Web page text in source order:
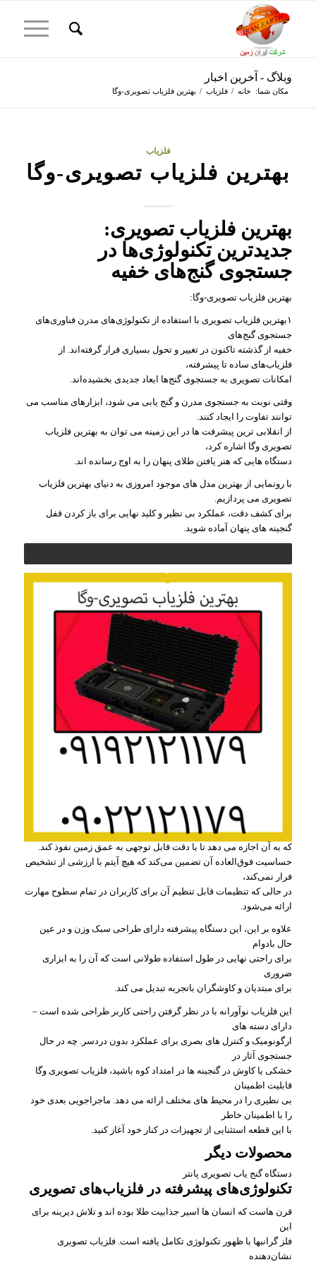
وبلاگ - آخرین اخبار
مکان شما: خانه / فلزیاب / بهترین فلزیاب تصویری-وگا
فلزیاب
بهترین فلزیاب تصویری-وگا
بهترین فلزیاب تصویری:
جدیدترین تکنولوژی‌ها در
جستجوی گنج‌های خفیه
بهترین فلزیاب تصویری-وگا:
۱بهترین فلزیاب تصویری با استفاده از تکنولوژی‌های مدرن فناوری‌های
جستجوی گنج‌های
خفیه از گذشته‌ تاکنون در تغییر و تحول بسیاری قرار گرفته‌اند. از
فلزیاب‌های ساده تا پیشرفته،
امکانات تصویری به جستجوی گنج‌ها ابعاد جدیدی بخشیده‌اند.
وقتی نوبت به جستجوی مدرن و گنج یابی می شود، ابزارهای مناسب می
توانند تفاوت را ایجاد کنند.
از انقلابی ترین پیشرفت ها در این زمینه می توان به بهترین فلزیاب
تصویری وگا اشاره کرد،
دستگاه هایی که هنر یافتن طلای پنهان را به اوج رسانده اند.
با رونمایی از بهترین مدل های موجود امروزی به دنیای بهترین فلزیاب
تصویری می پردازیم.
برای کشف دقت، عملکرد بی نظیر و کلید نهایی برای باز کردن قفل
گنجینه های پنهان آماده شوید.
با معرفی بهترین فلزیاب تصویری وگا، تکنولوژی پیشرفته و کارایی بی
ماجراجویی های گنج یابی شما به ارمغان می آورد. این فلزیاب تصویری با
سیستم اسکن
پیشرفته خود به شما اجازه می دهد تا در زمان واقعی زیر سطح را ببینید
با کشف مصنوعات و اشیاء با ارزش پنهان، تجربه ای واقعا غوطه ور را
در ادامه:
صفحه نمایش با وضوح بالا تصاویر شفافی از اشیاء شناسایی شده ارائه
علاوه بر این، فلزیاب فلزیاب تصویری وگا مجهز به قابلیت اسکن
قدرتمندی است
که به آن اجازه می دهد تا با دقت قابل توجهی به عمق زمین نفوذ کند.
حساسیت فوق‌العاده آن تضمین می‌کند که هیچ آیتم با ارزشی از تشخیص
فرار نمی‌کند،
در حالی که تنظیمات قابل تنظیم آن برای کاربران در تمام سطوح مهارت
ارائه می‌شود.
علاوه بر این، این دستگاه پیشرفته دارای طراحی سبک وزن و در عین
حال بادوام
برای راحتی نهایی در طول استفاده طولانی است که آن را به ابزاری
ضروری
برای مبتدیان و کاوشگران باتجربه تبدیل می کند.
این فلزیاب نوآورانه با در نظر گرفتن راحتی کاربر طراحی شده است –
دارای دسته های
ارگونومیک و کنترل های بصری برای عملکرد بدون دردسر. چه در حال
جستجوی آثار در
خشکی یا کاوش در گنجینه ها در امتداد کوه باشید، فلزیاب تصویری وگا
قابلیت اطمینان
بی نظیری را در محیط های مختلف ارائه می دهد. ماجراجویی بعدی خود
را با اطمینان خاطر
با این قطعه استثنایی از تجهیزات در کنار خود آغاز کنید.
محصولات دیگر
دستگاه گنج یاب تصویری پانتر
تکنولوژی‌های پیشرفته در فلزیاب‌های تصویری
قرن هاست که انسان ها اسیر جذابیت طلا بوده اند و تلاش دیرینه برای
این
فلز گرانبها با ظهور تکنولوژی تکامل یافته است. فلزیاب تصویری
نشان‌دهنده